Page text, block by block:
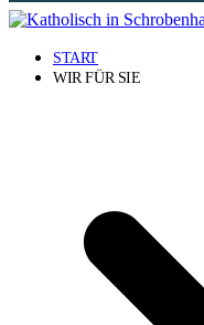
START
WIR FÜR SIE